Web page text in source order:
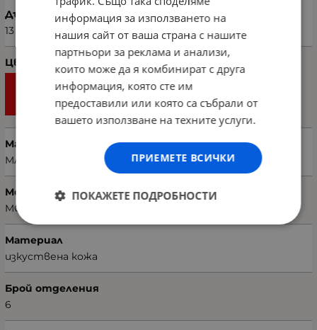
Дълбочина (см)
13
Цвят
Марка
MARIE CLAIRE
Модел чанта
MC212101180-017
Материал
изкуствена кожа
Брой отделения
6
информация за използването на
нашия сайт от ваша страна с нашите
партньори за реклама и анализи,
които може да я комбинират с друга
информация, която сте им
предоставили или която са събрали от
вашето използване на техните услуги.
ПРИЕМЕТЕ ВСИЧКИ
ПОКАЖЕТЕ ПОДРОБНОСТИ